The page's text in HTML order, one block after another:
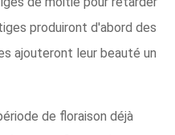
produiront d'abord des
ajouteront leur beauté un
de floraison déjà